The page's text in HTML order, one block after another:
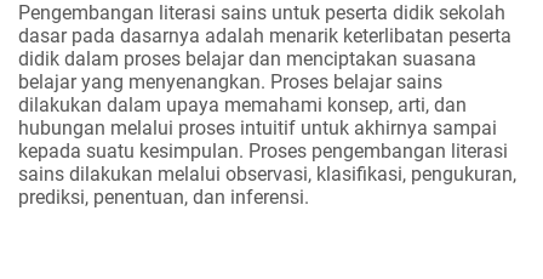
Pengembangan literasi sains untuk peserta didik sekolah
dasar pada dasarnya adalah menarik keterlibatan peserta
didik dalam proses belajar dan menciptakan suasana
belajar yang menyenangkan. Proses belajar sains
dilakukan dalam upaya memahami konsep, arti, dan
hubungan melalui proses intuitif untuk akhirnya sampai
kepada suatu kesimpulan. Proses pengembangan literasi
sains dilakukan melalui observasi, klasifikasi, pengukuran,
prediksi, penentuan, dan inferensi.